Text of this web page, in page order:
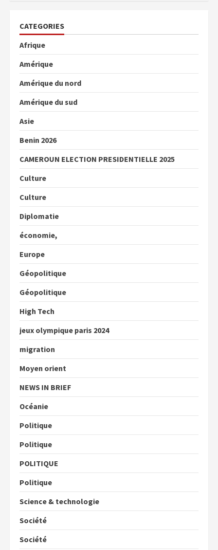
CATEGORIES
Afrique
Amérique
Amérique du nord
Amérique du sud
Asie
Benin 2026
CAMEROUN ELECTION PRESIDENTIELLE 2025
Culture
Culture
Diplomatie
économie,
Europe
Géopolitique
Géopolitique
High Tech
jeux olympique paris 2024
migration
Moyen orient
NEWS IN BRIEF
Océanie
Politique
Politique
POLITIQUE
Politique
Science & technologie
Société
Société